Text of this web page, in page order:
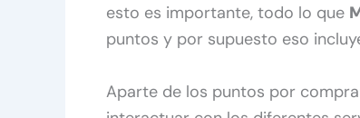
esto es importante, todo lo que
puntos y por supuesto eso
Aparte de los puntos por